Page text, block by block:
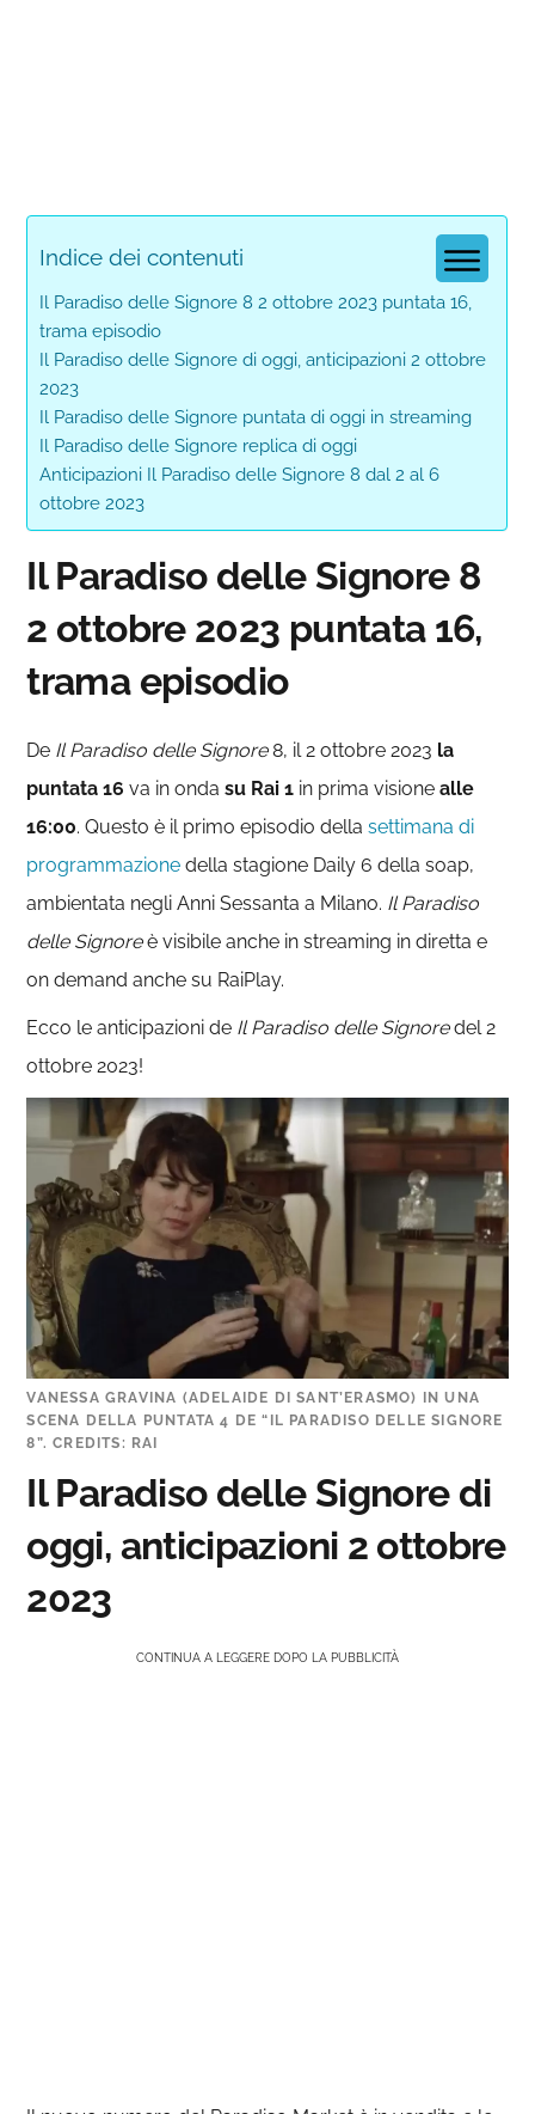
Indice dei contenuti
Il Paradiso delle Signore 8 2 ottobre 2023 puntata 16,
trama episodio
Il Paradiso delle Signore di oggi, anticipazioni 2 ottobre
2023
Il Paradiso delle Signore puntata di oggi in streaming
Il Paradiso delle Signore replica di oggi
Anticipazioni Il Paradiso delle Signore 8 dal 2 al 6
ottobre 2023
Il Paradiso delle Signore 8
2 ottobre 2023 puntata 16,
trama episodio
De Il Paradiso delle Signore8, il 2 ottobre 2023 la
puntata 16va in ondasu Rai 1 in prima visione alle
16:00. Questo è il primo episodio dellasettimana di
programmazione della stagione Daily 6 della soap,
ambientata negli Anni Sessanta a Milano. Il Paradiso
delle Signoreè visibile anche in streaming in diretta e
on demand anche su RaiPlay.
Ecco le anticipazioni de Il Paradiso delle Signoredel 2
ottobre 2023!
VANESSA GRAVINA (ADELAIDE DI SANT’ERASMO) IN UNA
SCENA DELLA PUNTATA 4 DE “IL PARADISO DELLE SIGNORE
8”. CREDITS: RAI
Il Paradiso delle Signore di
oggi, anticipazioni 2 ottobre
2023
CONTINUA A LEGGERE DOPO LA PUBBLICITÀ